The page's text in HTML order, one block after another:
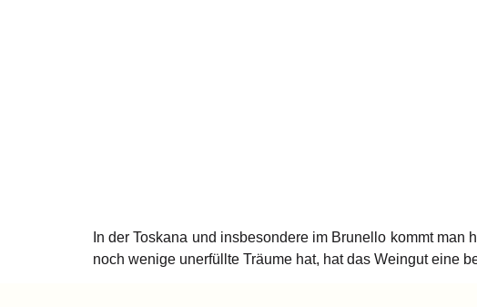
In der Toskana und insbesondere im Brunello kommt
noch wenige unerfüllte Träume hat, hat das Weingut eine